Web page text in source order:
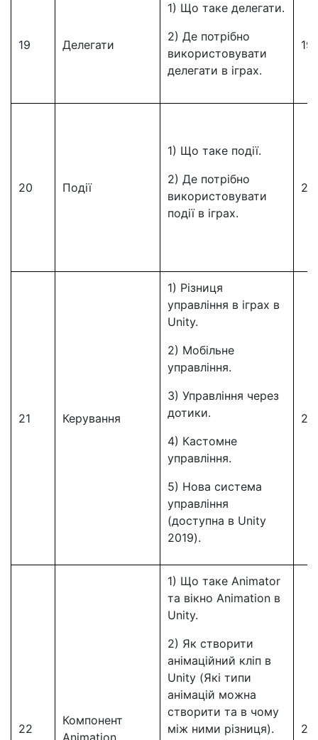
19 Делегати
1) Що таке делегати.
2) Де потрібно
використовувати
делегати в іграх.
19
20 Події
1) Що таке події.
2) Де потрібно
використовувати
події в іграх.
20
21 Керування
1) Різниця
управління в іграх в
Unity.
2) Мобільне
управління.
3) Управління через
дотики.
4) Кастомне
управління.
5) Нова система
управління
(доступна в Unity
2019).
21
22
Компонент
Animation
1) Що таке Animator
та вікно Animation в
Unity.
2) Як створити
анімаційний кліп в
Unity (Які типи
анімацій можна
створити та в чому
між ними різниця).
22